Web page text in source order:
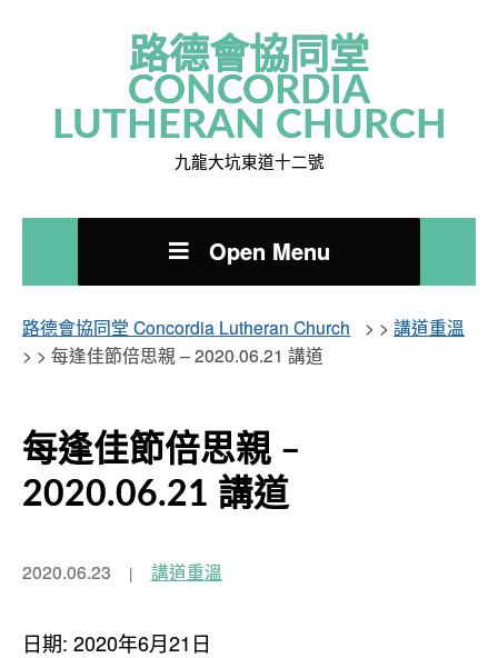
路德會協同堂
CONCORDIA
LUTHERAN CHURCH
九龍大坑東道十二號
Open Menu
路德會協同堂 Concordia Lutheran Church > > 講道重溫
> > 每逢佳節倍思親 – 2020.06.21 講道
每逢佳節倍思親 –
2020.06.21 講道
2020.06.23 講道重溫
日期: 2020年6月21日